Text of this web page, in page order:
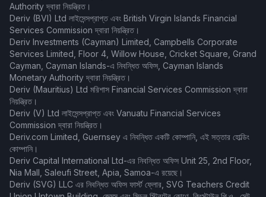
Authority দ্বারা নিয়ন্ত্রিত।
Deriv (BVI) Ltd লাইসেন্সপ্রাপ্ত এবং British Virgin Islands Financial
Services Commission দ্বারা নিয়ন্ত্রিত।
Deriv Investments (Cayman) Limited, Campbells Corporate
Services Limited, Floor 4, Willow House, Cricket Square, Grand
Cayman, Cayman Islands-এ নিবন্ধিত অফিস, Cayman Islands
Monetary Authority দ্বারা নিয়ন্ত্রিত।
Deriv (Mauritius) Ltd মরিশাস Financial Services Commission দ্বারা
নিয়ন্ত্রিত।
Deriv (V) Ltd লাইসেন্সপ্রাপ্ত এবং Vanuatu Financial Services
Commission দ্বারা নিয়ন্ত্রিত।
Deriv.com Limited, Guernsey এ নিবন্ধিত একটি কোম্পানি, এই সত্তার হোল্ডিং
কোম্পানি।
Deriv Capital International Ltd-এর নিবন্ধিত অফিস Unit 25, 2nd Floor,
Nia Mall, Saleufi Street, Apia, Samoa-এ রয়েছে।
Deriv (SVG) LLC এর নিবন্ধিত অফিস ফার্স্ট ফ্লোর, SVG Teachers Credit